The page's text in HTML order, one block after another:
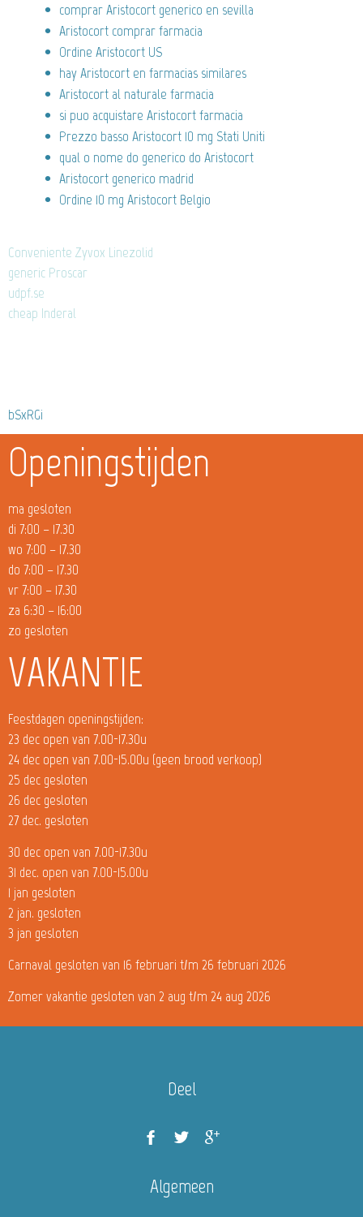
comprar Aristocort generico en sevilla
Aristocort comprar farmacia
Ordine Aristocort US
hay Aristocort en farmacias similares
Aristocort al naturale farmacia
si puo acquistare Aristocort farmacia
Prezzo basso Aristocort 10 mg Stati Uniti
qual o nome do generico do Aristocort
Aristocort generico madrid
Ordine 10 mg Aristocort Belgio
Conveniente Zyvox Linezolid
generic Proscar
udpf.se
cheap Inderal
bSxRGi
Openingstijden
ma gesloten
di 7:00 – 17.30
wo 7:00 – 17.30
do 7:00 – 17.30
vr 7:00 – 17.30
za 6:30 – 16:00
zo gesloten
VAKANTIE
Feestdagen openingstijden:
23 dec open van 7.00-17.30u
24 dec open van 7.00-15.00u (geen brood verkoop)
25 dec gesloten
26 dec gesloten
27 dec. gesloten
30 dec open van 7.00-17.30u
31 dec. open van 7.00-15.00u
1 jan gesloten
2 jan. gesloten
3 jan gesloten
Carnaval gesloten van 16 februari t/m 26 februari 2026
Zomer vakantie gesloten van 2 aug t/m 24 aug 2026
Deel
Algemeen